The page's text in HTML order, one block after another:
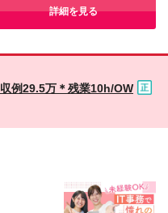
いる人を助けたいと思える人
京都渋谷区千駄ヶ谷5-18-20
詳細を見る
例29.5万＊残業10h/OW